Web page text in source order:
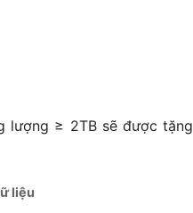
lượng ≥ 2TB sẽ được tặng
liệu